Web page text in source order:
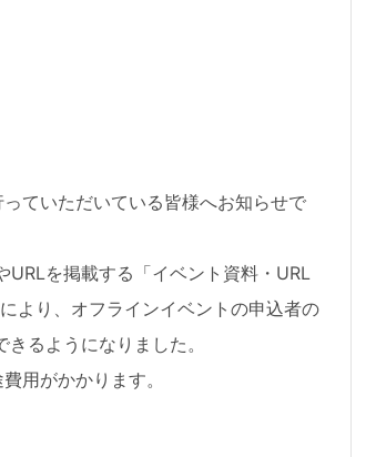
ていただいている皆様へお知らせで
を掲載する「イベント資料・URL
より、オフラインイベントの申込者の
るようになりました。
用がかかります。